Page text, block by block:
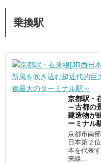
乗換駅
京都駅・
～古都の
建造物が
ーミナル
京都市南
日本第２
本を代表
来線...